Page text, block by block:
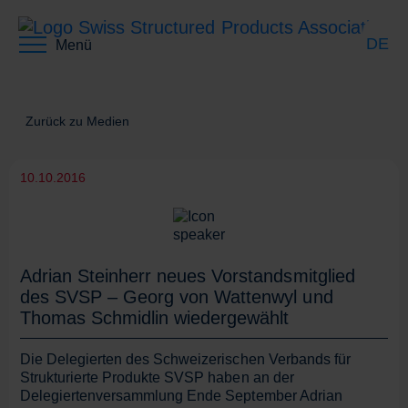
Menü DE
Zurück zu Medien
10.10.2016
Adrian Steinherr neues Vorstandsmitglied
des SVSP – Georg von Wattenwyl und
Thomas Schmidlin wiedergewählt
Die Delegierten des Schweizerischen Verbands für
Strukturierte Produkte SVSP haben an der
Delegiertenversammlung Ende September Adrian